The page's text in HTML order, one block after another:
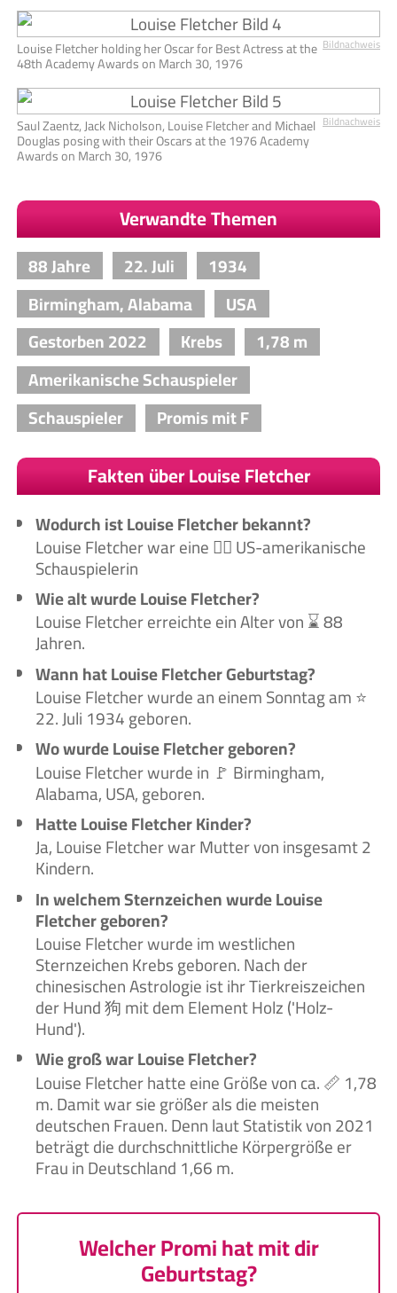
Bildnachweis
Louise Fletcher holding her Oscar for Best Actress at the
48th Academy Awards on March 30, 1976
Bildnachweis
Saul Zaentz, Jack Nicholson, Louise Fletcher and Michael
Douglas posing with their Oscars at the 1976 Academy
Awards on March 30, 1976
Verwandte Themen
88 Jahre 22. Juli
1934
Birmingham, Alabama
USA
Gestorben 2022
Krebs
1,78 m
Amerikanische Schauspieler
Schauspieler
Promis mit F
Fakten über Louise Fletcher
Wodurch ist Louise Fletcher bekannt?
Louise Fletcher war eine 🙋‍♀️ US-amerikanische
Schauspielerin
Wie alt wurde Louise Fletcher?
Louise Fletcher erreichte ein Alter von ⌛ 88
Jahren.
Wann hat Louise Fletcher Geburtstag?
Louise Fletcher wurde an einem Sonntag am ⭐
22. Juli 1934 geboren.
Wo wurde Louise Fletcher geboren?
Louise Fletcher wurde in 🚩 Birmingham,
Alabama, USA, geboren.
Hatte Louise Fletcher Kinder?
Ja, Louise Fletcher war Mutter von insgesamt 2
Kindern.
In welchem Sternzeichen wurde Louise
Fletcher geboren?
Louise Fletcher wurde im westlichen
Sternzeichen Krebs geboren. Nach der
chinesischen Astrologie ist ihr Tierkreiszeichen
der Hund 狗 mit dem Element Holz ('Holz-
Hund').
Wie groß war Louise Fletcher?
Louise Fletcher hatte eine Größe von ca. 📏 1,78
m. Damit war sie größer als die meisten
deutschen Frauen. Denn laut Statistik von 2021
beträgt die durchschnittliche Körpergröße er
Frau in Deutschland 1,66 m.
Welcher Promi hat mit dir
Geburtstag?